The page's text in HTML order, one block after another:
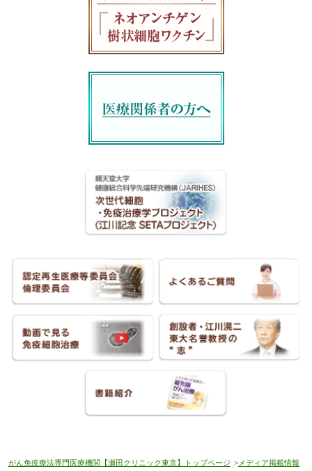
がん免疫療法専門医療機関【瀬田クリニック東京】トップページ >メディア掲載情報